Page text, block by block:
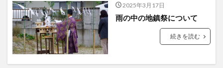
2025年3月17日
雨の中の地鎮祭について
続きを読む